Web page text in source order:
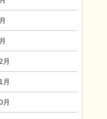
月
月
月